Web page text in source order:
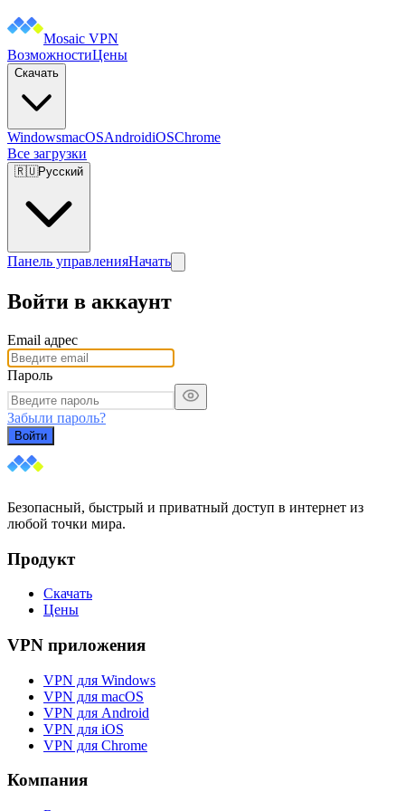
Mosaic VPN
ВозможностиЦены
Скачать
WindowsmacOSAndroidiOSChrome
Все загрузки
🇷🇺Русский
Панель управленияНачать
Войти в аккаунт
Email адрес
Пароль
Забыли пароль?
Войти
Безопасный, быстрый и приватный доступ в интернет из
любой точки мира.
Продукт
Скачать
Цены
VPN приложения
VPN для Windows
VPN для macOS
VPN для Android
VPN для iOS
VPN для Chrome
Компания